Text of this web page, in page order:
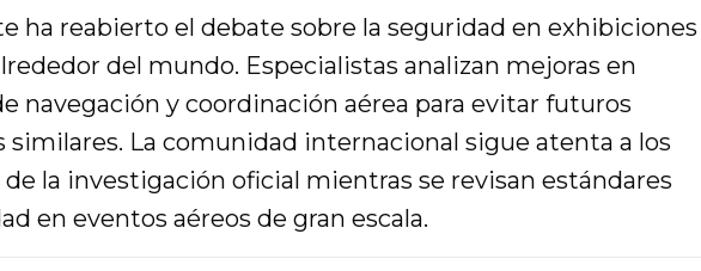
ha reabierto el debate sobre la seguridad en exhibiciones
del mundo. Especialistas analizan mejoras en
navegación y coordinación aérea para evitar futuros
similares. La comunidad internacional sigue atenta a los
la investigación oficial mientras se revisan estándares
en eventos aéreos de gran escala.